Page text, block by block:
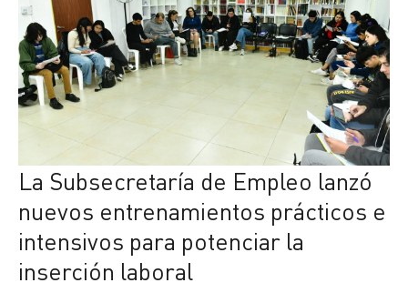
La Subsecretaría de Empleo lanzó
nuevos entrenamientos prácticos e
intensivos para potenciar la
inserción laboral